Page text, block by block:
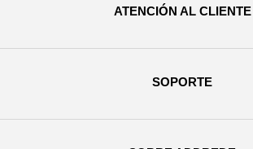
ATENCIÓN AL CLIENTE
SOPORTE